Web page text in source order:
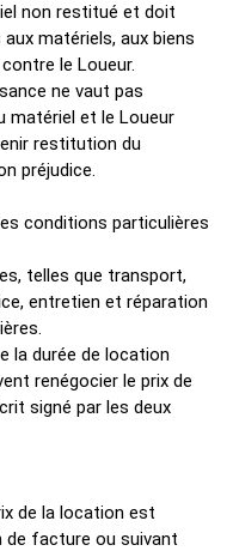
non restitué et doit
matériels, aux biens
le Loueur.
ne vaut pas
matériel et le Loueur
restitution du
préjudice.
conditions particulières
telles que transport,
entretien et réparation
la durée de location
renégocier le prix de
signé par les deux
de la location est
de facture ou suivant